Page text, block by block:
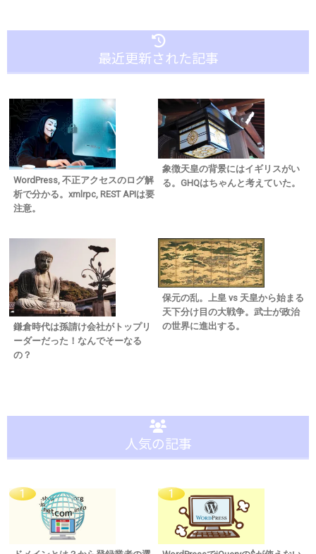
最近更新された記事
WordPress, 不正アクセスのログ解
析で分かる。xmlrpc, REST APIは要
注意。
象徴天皇の背景にはイギリスがい
る。GHQはちゃんと考えていた。
鎌倉時代は孫請け会社がトップリ
ーダーだった！なんでそーなる
の？
保元の乱。上皇 vs 天皇から始まる
天下分け目の大戦争。武士が政治
の世界に進出する。
人気の記事